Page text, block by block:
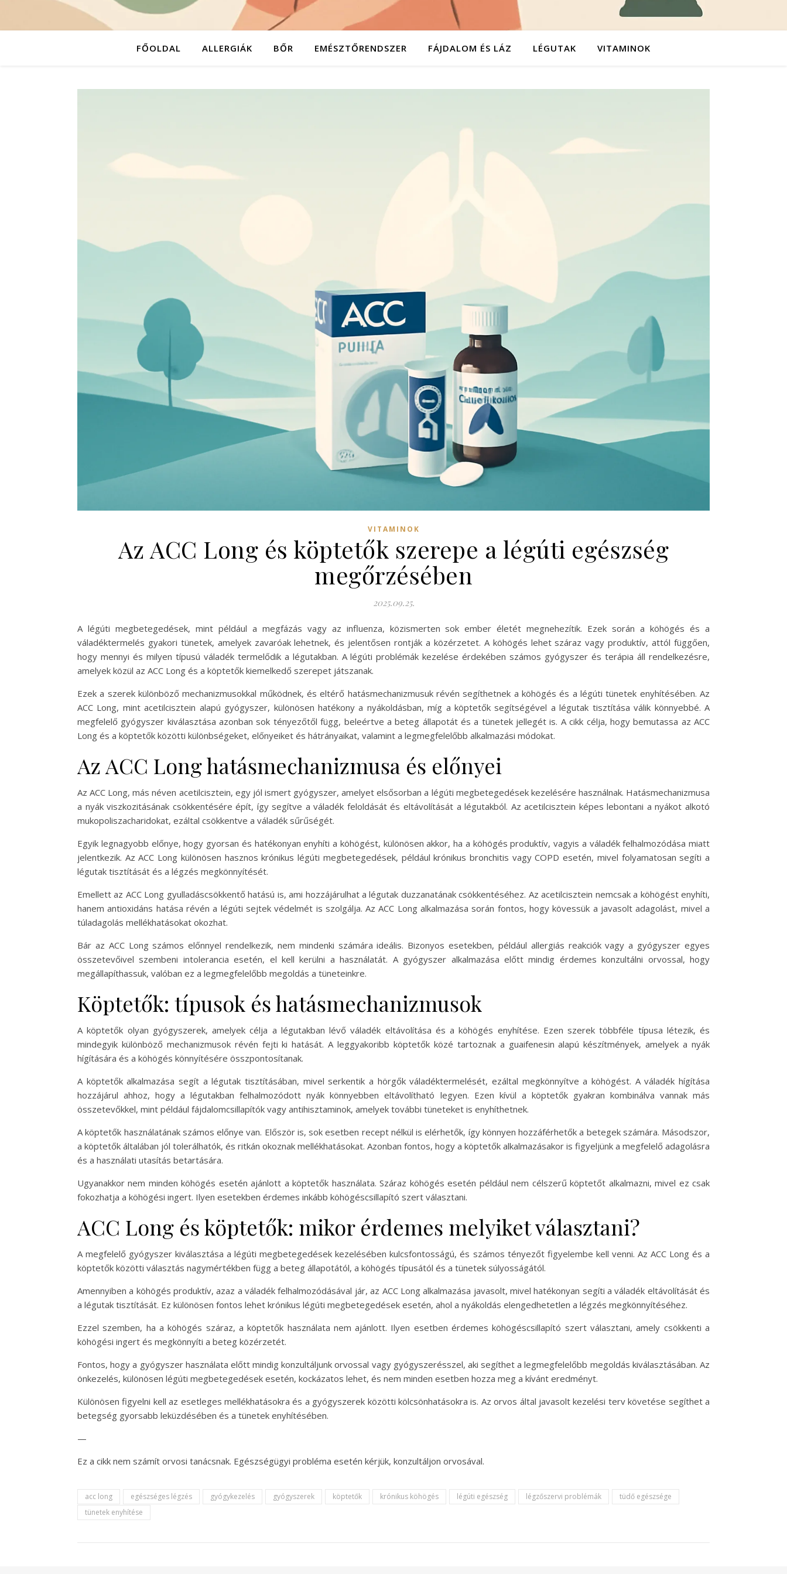
FŐOLDAL ALLERGIÁK BŐR EMÉSZTŐRENDSZER FÁJDALOM ÉS LÁZ LÉGUTAK VITAMINOK
VITAMINOK
Az ACC Long és köptetők szerepe a légúti egészség
megőrzésében
2025.09.25.
A légúti megbetegedések, mint például a megfázás vagy az influenza, közismerten sok ember életét megnehezítik. Ezek során a köhögés és a
váladéktermelés gyakori tünetek, amelyek zavaróak lehetnek, és jelentősen rontják a közérzetet. A köhögés lehet száraz vagy produktív, attól függően,
hogy mennyi és milyen típusú váladék termelődik a légutakban. A légúti problémák kezelése érdekében számos gyógyszer és terápia áll rendelkezésre,
amelyek közül az ACC Long és a köptetők kiemelkedő szerepet játszanak.
Ezek a szerek különböző mechanizmusokkal működnek, és eltérő hatásmechanizmusuk révén segíthetnek a köhögés és a légúti tünetek enyhítésében. Az
ACC Long, mint acetilcisztein alapú gyógyszer, különösen hatékony a nyákoldásban, míg a köptetők segítségével a légutak tisztítása válik könnyebbé. A
megfelelő gyógyszer kiválasztása azonban sok tényezőtől függ, beleértve a beteg állapotát és a tünetek jellegét is. A cikk célja, hogy bemutassa az ACC
Long és a köptetők közötti különbségeket, előnyeiket és hátrányaikat, valamint a legmegfelelőbb alkalmazási módokat.
Az ACC Long hatásmechanizmusa és előnyei
Az ACC Long, más néven acetilcisztein, egy jól ismert gyógyszer, amelyet elsősorban a légúti megbetegedések kezelésére használnak. Hatásmechanizmusa
a nyák viszkozitásának csökkentésére épít, így segítve a váladék feloldását és eltávolítását a légutakból. Az acetilcisztein képes lebontani a nyákot alkotó
mukopoliszacharidokat, ezáltal csökkentve a váladék sűrűségét.
Egyik legnagyobb előnye, hogy gyorsan és hatékonyan enyhíti a köhögést, különösen akkor, ha a köhögés produktív, vagyis a váladék felhalmozódása miatt
jelentkezik. Az ACC Long különösen hasznos krónikus légúti megbetegedések, például krónikus bronchitis vagy COPD esetén, mivel folyamatosan segíti a
légutak tisztítását és a légzés megkönnyítését.
Emellett az ACC Long gyulladáscsökkentő hatású is, ami hozzájárulhat a légutak duzzanatának csökkentéséhez. Az acetilcisztein nemcsak a köhögést enyhíti,
hanem antioxidáns hatása révén a légúti sejtek védelmét is szolgálja. Az ACC Long alkalmazása során fontos, hogy kövessük a javasolt adagolást, mivel a
túladagolás mellékhatásokat okozhat.
Bár az ACC Long számos előnnyel rendelkezik, nem mindenki számára ideális. Bizonyos esetekben, például allergiás reakciók vagy a gyógyszer egyes
összetevőivel szembeni intolerancia esetén, el kell kerülni a használatát. A gyógyszer alkalmazása előtt mindig érdemes konzultálni orvossal, hogy
megállapíthassuk, valóban ez a legmegfelelőbb megoldás a tüneteinkre.
Köptetők: típusok és hatásmechanizmusok
A köptetők olyan gyógyszerek, amelyek célja a légutakban lévő váladék eltávolítása és a köhögés enyhítése. Ezen szerek többféle típusa létezik, és
mindegyik különböző mechanizmusok révén fejti ki hatását. A leggyakoribb köptetők közé tartoznak a guaifenesin alapú készítmények, amelyek a nyák
hígítására és a köhögés könnyítésére összpontosítanak.
A köptetők alkalmazása segít a légutak tisztításában, mivel serkentik a hörgők váladéktermelését, ezáltal megkönnyítve a köhögést. A váladék hígítása
hozzájárul ahhoz, hogy a légutakban felhalmozódott nyák könnyebben eltávolítható legyen. Ezen kívül a köptetők gyakran kombinálva vannak más
összetevőkkel, mint például fájdalomcsillapítók vagy antihisztaminok, amelyek további tüneteket is enyhíthetnek.
A köptetők használatának számos előnye van. Először is, sok esetben recept nélkül is elérhetők, így könnyen hozzáférhetők a betegek számára. Másodszor,
a köptetők általában jól tolerálhatók, és ritkán okoznak mellékhatásokat. Azonban fontos, hogy a köptetők alkalmazásakor is figyeljünk a megfelelő adagolásra
és a használati utasítás betartására.
Ugyanakkor nem minden köhögés esetén ajánlott a köptetők használata. Száraz köhögés esetén például nem célszerű köptetőt alkalmazni, mivel ez csak
fokozhatja a köhögési ingert. Ilyen esetekben érdemes inkább köhögéscsillapító szert választani.
ACC Long és köptetők: mikor érdemes melyiket választani?
A megfelelő gyógyszer kiválasztása a légúti megbetegedések kezelésében kulcsfontosságú, és számos tényezőt figyelembe kell venni. Az ACC Long és a
köptetők közötti választás nagymértékben függ a beteg állapotától, a köhögés típusától és a tünetek súlyosságától.
Amennyiben a köhögés produktív, azaz a váladék felhalmozódásával jár, az ACC Long alkalmazása javasolt, mivel hatékonyan segíti a váladék eltávolítását és
a légutak tisztítását. Ez különösen fontos lehet krónikus légúti megbetegedések esetén, ahol a nyákoldás elengedhetetlen a légzés megkönnyítéséhez.
Ezzel szemben, ha a köhögés száraz, a köptetők használata nem ajánlott. Ilyen esetben érdemes köhögéscsillapító szert választani, amely csökkenti a
köhögési ingert és megkönnyíti a beteg közérzetét.
Fontos, hogy a gyógyszer használata előtt mindig konzultáljunk orvossal vagy gyógyszerésszel, aki segíthet a legmegfelelőbb megoldás kiválasztásában. Az
önkezelés, különösen légúti megbetegedések esetén, kockázatos lehet, és nem minden esetben hozza meg a kívánt eredményt.
Különösen figyelni kell az esetleges mellékhatásokra és a gyógyszerek közötti kölcsönhatásokra is. Az orvos által javasolt kezelési terv követése segíthet a
betegség gyorsabb leküzdésében és a tünetek enyhítésében.
—
Ez a cikk nem számít orvosi tanácsnak. Egészségügyi probléma esetén kérjük, konzultáljon orvosával.
acc long egészséges légzés gyógykezelés gyógyszerek köptetők krónikus köhögés légúti egészség légzőszervi problémák
tüdő egészsége
tünetek enyhítése